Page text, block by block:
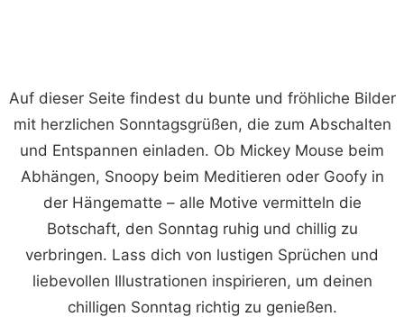
Auf dieser Seite findest du bunte und fröhliche Bilder
mit herzlichen Sonntagsgrüßen, die zum Abschalten
und Entspannen einladen. Ob Mickey Mouse beim
Abhängen, Snoopy beim Meditieren oder Goofy in
der Hängematte – alle Motive vermitteln die
Botschaft, den Sonntag ruhig und chillig zu
verbringen. Lass dich von lustigen Sprüchen und
liebevollen Illustrationen inspirieren, um deinen
chilligen Sonntag richtig zu genießen.